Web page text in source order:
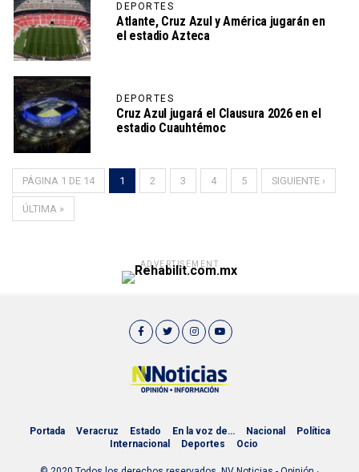
DEPORTES
Atlante, Cruz Azul y América jugarán en
el estadio Azteca
DEPORTES
Cruz Azul jugará el Clausura 2026 en el
estadio Cuauhtémoc
PÁGINA 1 DE 14 1 2 3 4 5 SIGUIENTE ›
ÚLTIMA »
ADVERTISEMENT
Portada Veracruz Estado En la voz de… Nacional
Política
Internacional
Deportes Ocio